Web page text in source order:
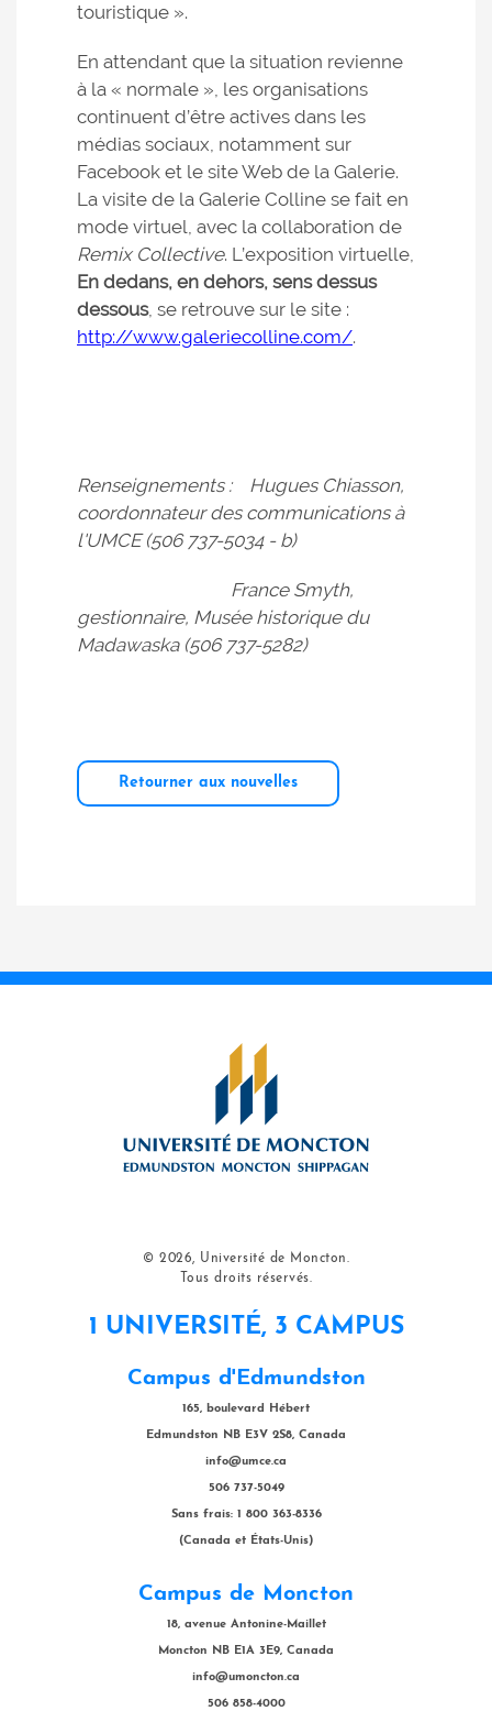
touristique ».
En attendant que la situation revienne
à la « normale », les organisations
continuent d’être actives dans les
médias sociaux, notamment sur
Facebook et le site Web de la Galerie.
La visite de la Galerie Colline se fait en
mode virtuel, avec la collaboration de
Remix Collective. L’exposition virtuelle,
En dedans, en dehors, sens dessus
dessous, se retrouve sur le site :
http://www.galeriecolline.com/.
Renseignements : Hugues Chiasson,
coordonnateur des communications à
l'UMCE (506 737-5034 - b)
France Smyth,
gestionnaire, Musée historique du
Madawaska (506 737-5282)
Retourner aux nouvelles
© 2026, Université de Moncton.
Tous droits réservés.
1 UNIVERSITÉ, 3 CAMPUS
Campus d'Edmundston
165, boulevard Hébert
Edmundston NB E3V 2S8, Canada
info@umce.ca
506 737-5049
Sans frais: 1 800 363-8336
(Canada et États-Unis)
Campus de Moncton
18, avenue Antonine-Maillet
Moncton NB E1A 3E9, Canada
info@umoncton.ca
506 858-4000